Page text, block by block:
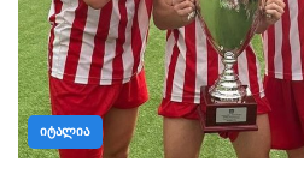
ᲘᲢᲐᲚᲘᲐ